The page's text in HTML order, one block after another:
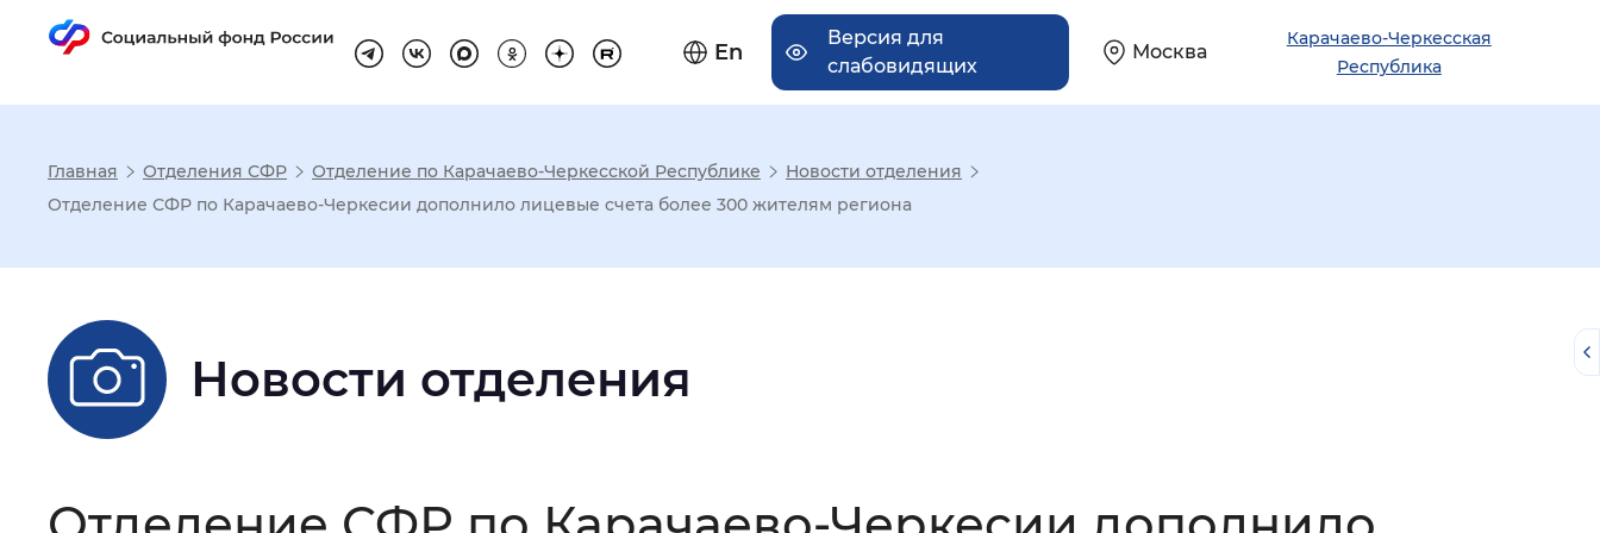
En
Версия для
слабовидящих
Москва
Карачаево-Черкесская
Республика
Настройка режима отображения
Шрифт: Без засечек С засечками
Интервал между буквами
Главная Отделения СФР Отделение по Карачаево-Черкесской Республике
Новости отделения
Отделение СФР по Карачаево-Черкесии дополнило лицевые счета более 300 жителям региона
Новости отделения